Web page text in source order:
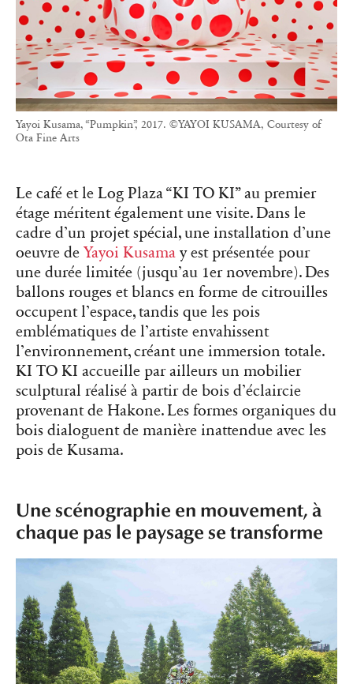
Yayoi Kusama, “Pumpkin”, 2017. ©YAYOI KUSAMA, Courtesy of
Ota Fine Arts
Le café et le Log Plaza “KI TO KI” au premier
étage méritent également une visite. Dans le
cadre d’un projet spécial, une installation d’une
oeuvre de Yayoi Kusama y est présentée pour
une durée limitée (jusqu’au 1er novembre). Des
ballons rouges et blancs en forme de citrouilles
occupent l’espace, tandis que les pois
emblématiques de l’artiste envahissent
l’environnement, créant une immersion totale.
KI TO KI accueille par ailleurs un mobilier
sculptural réalisé à partir de bois d’éclaircie
provenant de Hakone. Les formes organiques du
bois dialoguent de manière inattendue avec les
pois de Kusama.
Une scénographie en mouvement, à
chaque pas le paysage se transforme